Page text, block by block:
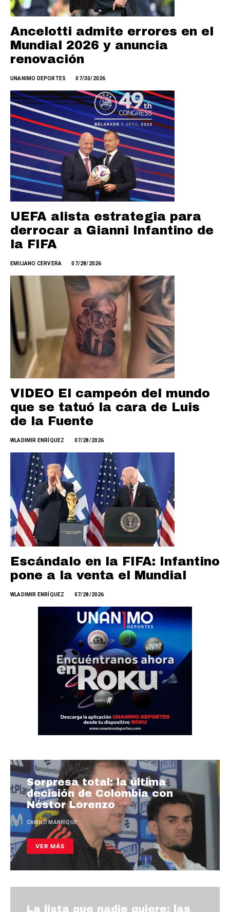
Ancelotti admite errores en el
Mundial 2026 y anuncia
renovación
UNANIMO DEPORTES 07/30/2026
UEFA alista estrategia para
derrocar a Gianni Infantino de
la FIFA
EMILIANO CERVERA 07/28/2026
VIDEO El campeón del mundo
que se tatuó la cara de Luis
de la Fuente
WLADIMIR ENRÍQUEZ 07/28/2026
Escándalo en la FIFA: Infantino
pone a la venta el Mundial
WLADIMIR ENRÍQUEZ 07/28/2026
Sorpresa total: la última
decisión de Colombia con
Néstor Lorenzo
CAMILO MANRIQUE
VER MÁS
La lista que nadie quiere: las